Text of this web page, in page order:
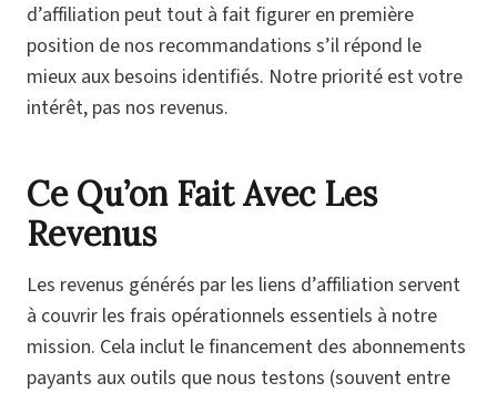
d’affiliation peut tout à fait figurer en première
position de nos recommandations s’il répond le
mieux aux besoins identifiés. Notre priorité est votre
intérêt, pas nos revenus.
Ce Qu’on Fait Avec Les
Revenus
Les revenus générés par les liens d’affiliation servent
à couvrir les frais opérationnels essentiels à notre
mission. Cela inclut le financement des abonnements
payants aux outils que nous testons (souvent entre